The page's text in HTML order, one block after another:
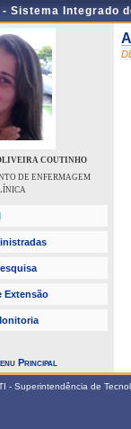
- Sistema Integrado
COUTINHO
DE ENFERMAGEM
Extensão
Principal
- Superintendência de